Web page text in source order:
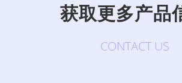
获取更多产品
CONTACT US